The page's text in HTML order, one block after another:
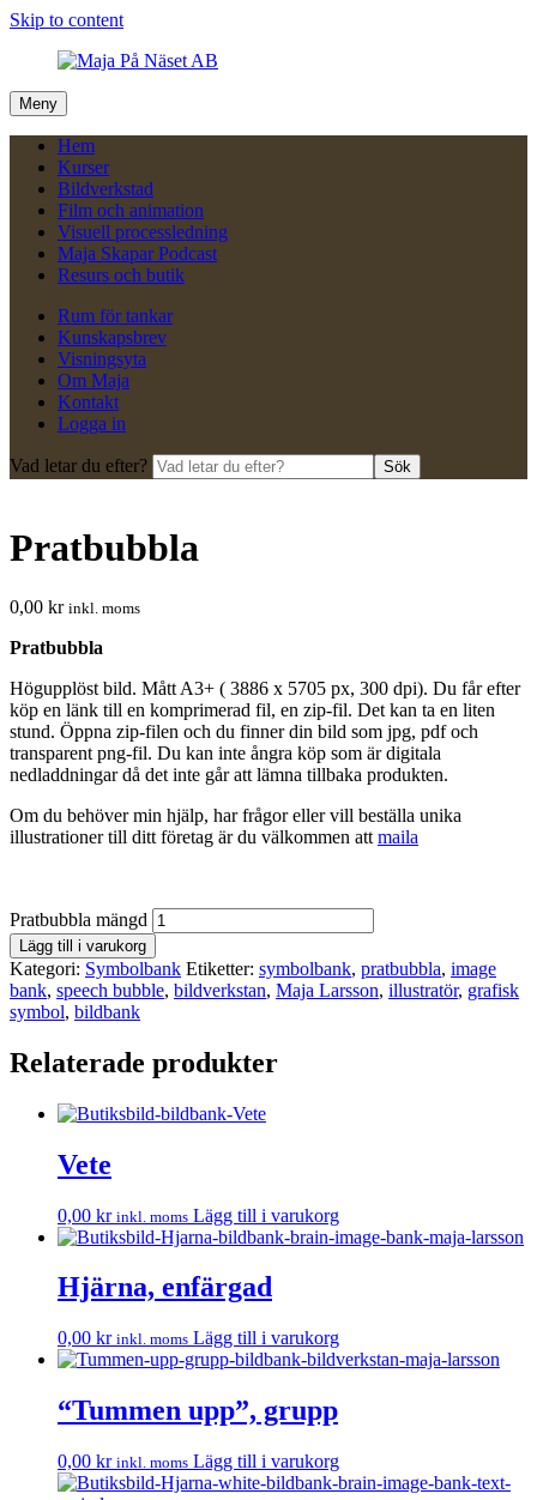
Skip to content
Meny
Hem
Kurser
Bildverkstad
Film och animation
Visuell processledning
Maja Skapar Podcast
Resurs och butik
Rum för tankar
Kunskapsbrev
Visningsyta
Om Maja
Kontakt
Logga in
Vad letar du efter? Sök
Pratbubbla
0,00 kr inkl. moms
Pratbubbla
Högupplöst bild. Mått A3+ ( 3886 x 5705 px, 300 dpi). Du får efter
köp en länk till en komprimerad fil, en zip-fil. Det kan ta en liten
stund. Öppna zip-filen och du finner din bild som jpg, pdf och
transparent png-fil. Du kan inte ångra köp som är digitala
nedladdningar då det inte går att lämna tillbaka produkten.
Om du behöver min hjälp, har frågor eller vill beställa unika
illustrationer till ditt företag är du välkommen att maila
Pratbubbla mängd
Lägg till i varukorg
Kategori: Symbolbank Etiketter: symbolbank, pratbubbla, image
bank, speech bubble, bildverkstan, Maja Larsson, illustratör, grafisk
symbol, bildbank
Relaterade produkter
Vete
0,00 kr inkl. moms Lägg till i varukorg
Hjärna, enfärgad
0,00 kr inkl. moms Lägg till i varukorg
“Tummen upp”, grupp
0,00 kr inkl. moms Lägg till i varukorg